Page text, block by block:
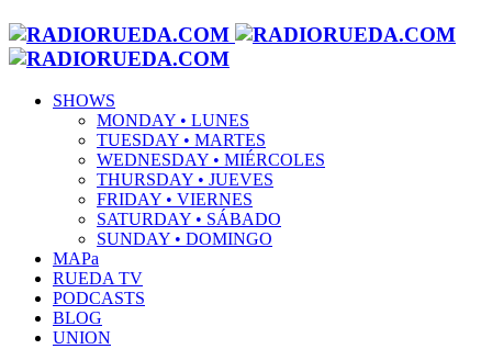
SHOWS
MONDAY • LUNES
TUESDAY • MARTES
WEDNESDAY • MIÉRCOLES
THURSDAY • JUEVES
FRIDAY • VIERNES
SATURDAY • SÁBADO
SUNDAY • DOMINGO
MAPa
RUEDA TV
PODCASTS
BLOG
UNION